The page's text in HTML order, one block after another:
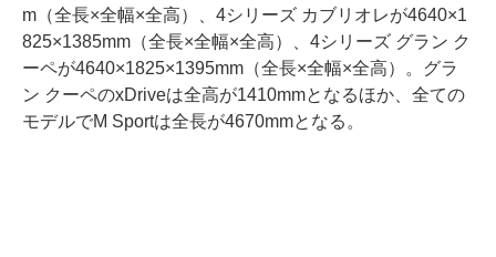
m（全長×全幅×全高）、4シリーズ カブリオレが4640×1
825×1385mm（全長×全幅×全高）、4シリーズ グラン ク
ーペが4640×1825×1395mm（全長×全幅×全高）。グラ
ン クーペのxDriveは全高が1410mmとなるほか、全ての
モデルでM Sportは全長が4670mmとなる。